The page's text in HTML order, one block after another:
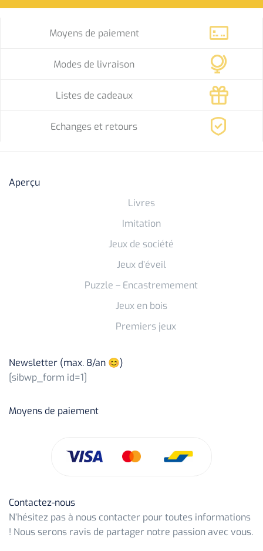
Moyens de paiement
Modes de livraison
Listes de cadeaux
Echanges et retours
Aperçu
Livres
Imitation
Jeux de société
Jeux d’éveil
Puzzle – Encastremement
Jeux en bois
Premiers jeux
Newsletter (max. 8/an 😊)
[sibwp_form id=1]
Moyens de paiement
Contactez-nous
N’hésitez pas à nous contacter pour toutes informations
! Nous serons ravis de partager notre passion avec vous.